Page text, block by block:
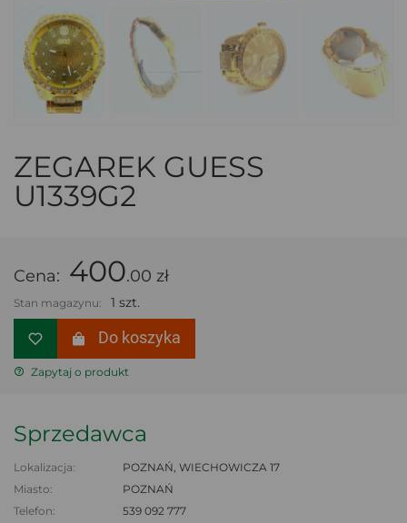
ZEGAREK GUESS
U1339G2
Cena: 400.00 zł
Stan magazynu: 1 szt.
Do koszyka
Zapytaj o produkt
Sprzedawca
Lokalizacja:
POZNAŃ, WIECHOWICZA 17
Miasto:
POZNAŃ
Telefon:
539 092 777